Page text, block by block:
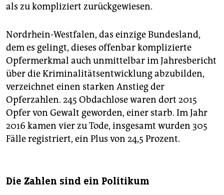
als zu kompliziert zurückgewiesen.
Nordrhein-Westfalen, das einzige Bundesland,
dem es gelingt, dieses offenbar komplizierte
Opfermerkmal auch unmittelbar im Jahresbericht
über die Kriminalitätsentwicklung abzubilden,
verzeichnet einen starken Anstieg der
Opferzahlen. 245 Obdachlose waren dort 2015
Opfer von Gewalt geworden, einer starb. Im Jahr
2016 kamen vier zu Tode, insgesamt wurden 305
Fälle registriert, ein Plus von 24,5 Prozent.
Die Zahlen sind ein Politikum